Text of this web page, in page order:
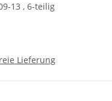
13 , 6-teilig
Lieferung